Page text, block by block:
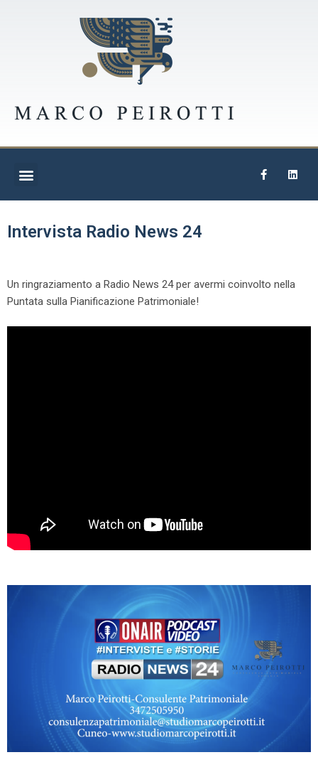
Intervista Radio News 24
Un ringraziamento a Radio News 24 per avermi coinvolto nella
Puntata sulla Pianificazione Patrimoniale!